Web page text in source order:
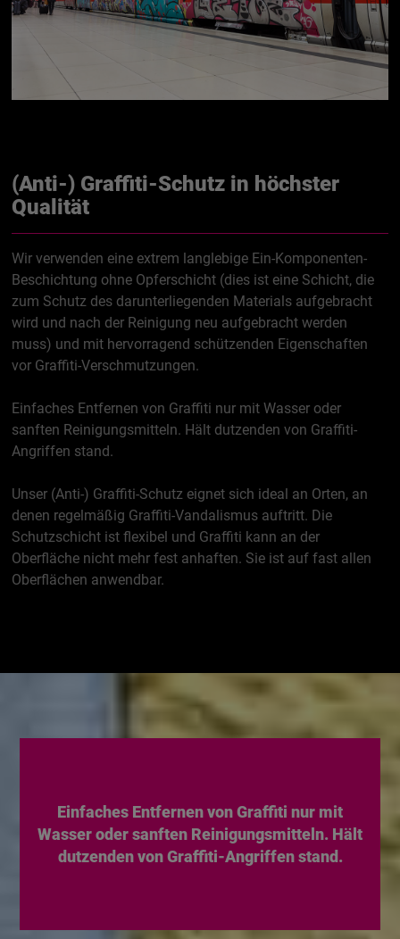
(Anti-) Graffiti-Schutz in höchster
Qualität
Wir verwenden eine extrem langlebige Ein-Komponenten-
Beschichtung ohne Opferschicht (dies ist eine Schicht, die
zum Schutz des darunterliegenden Materials aufgebracht
wird und nach der Reinigung neu aufgebracht werden
muss) und mit hervorragend schützenden Eigenschaften
vor Graffiti-Verschmutzungen.
Einfaches Entfernen von Graffiti nur mit Wasser oder
sanften Reinigungsmitteln. Hält dutzenden von Graffiti-
Angriffen stand.
Unser (Anti-) Graffiti-Schutz eignet sich ideal an Orten, an
denen regelmäßig Graffiti-Vandalismus auftritt. Die
Schutzschicht ist flexibel und Graffiti kann an der
Oberfläche nicht mehr fest anhaften. Sie ist auf fast allen
Oberflächen anwendbar.
Einfaches Entfernen von Graffiti nur mit
Wasser oder sanften Reinigungsmitteln. Hält
dutzenden von Graffiti-Angriffen stand.